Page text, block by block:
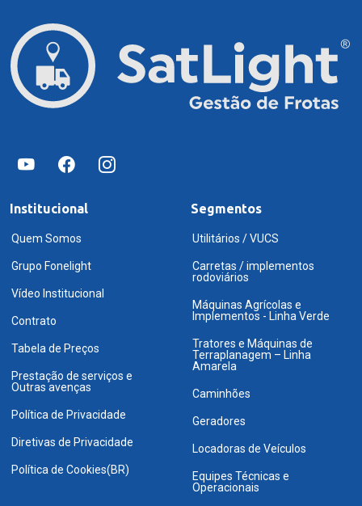
Institucional
Quem Somos
Grupo Fonelight
Vídeo Institucional
Contrato
Tabela de Preços
Prestação de serviços e
Outras avenças
Política de Privacidade
Diretivas de Privacidade
Política de Cookies(BR)
Segmentos
Utilitários / VUCS
Carretas / implementos
rodoviários
Máquinas Agrícolas e
Implementos - Linha Verde
Tratores e Máquinas de
Terraplanagem – Linha
Amarela
Caminhões
Geradores
Locadoras de Veículos
Equipes Técnicas e
Operacionais